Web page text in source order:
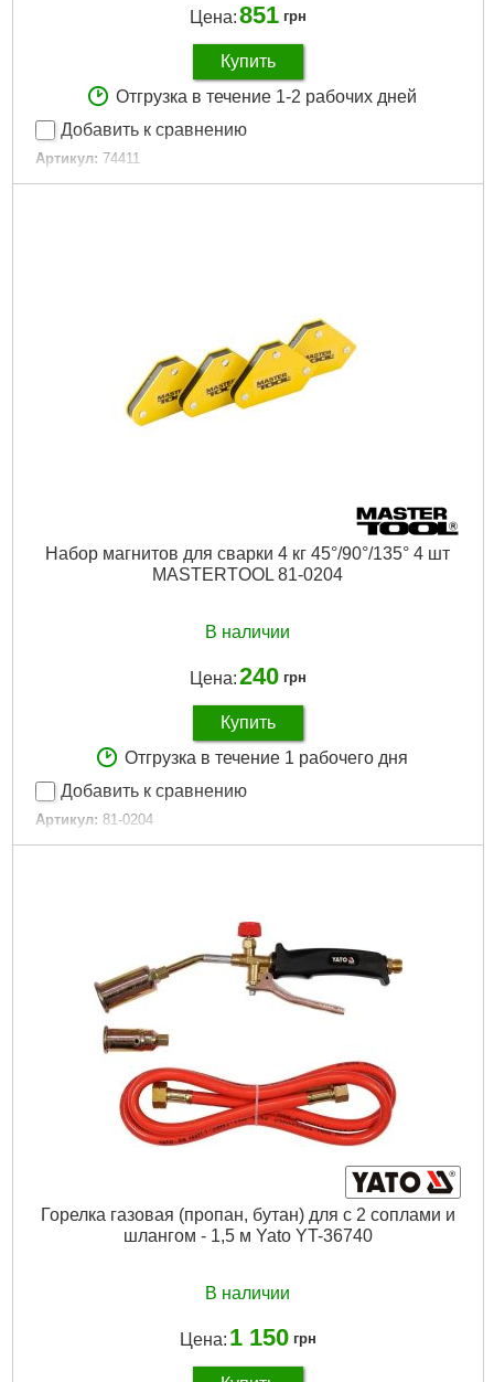
Цена:851 грн
Купить
Отгрузка в течение 1-2 рабочих дней
Добавить к сравнению
Артикул: 74411
Код товара: 15.91.11
Подробнее...
Набор магнитов для сварки 4 кг 45°/90°/135° 4 шт
MASTERTOOL 81-0204
В наличии
Цена:240 грн
Купить
Отгрузка в течение 1 рабочего дня
Добавить к сравнению
Артикул: 81-0204
Код товара: 22.68.95
Подробнее...
Горелка газовая (пропан, бутан) для с 2 соплами и
шлангом - 1,5 м Yato YT-36740
В наличии
Цена: 1 150 грн